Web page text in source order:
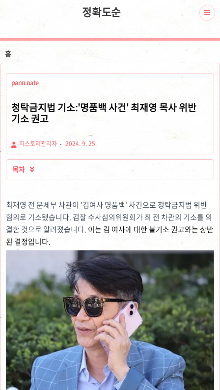
정확도순
홈
pann.nate
청탁금지법 기소:'명품백 사건' 최재영 목사 위반
기소 권고
티스토리관리자 2024. 9. 25.
목차 
최재영 전 문체부 차관이 '김여사 명품백' 사건으로 청탁금지법 위반
혐의로 기소됐습니다. 검찰 수사심의위원회가 최 전 차관의 기소를 의
결한 것으로 알려졌습니다. 이는 김 여사에 대한 불기소 권고와는 상반
된 결정입니다.